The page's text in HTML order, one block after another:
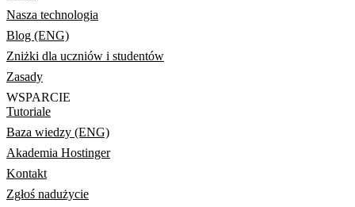
Nasza technologia
Blog (ENG)
Zniżki dla uczniów i studentów
Zasady
WSPARCIE
Tutoriale
Baza wiedzy (ENG)
Akademia Hostinger
Kontakt
Zgłoś nadużycie